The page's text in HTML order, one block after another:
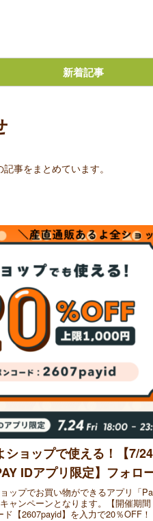
新着記事
記事をまとめています。
ショップで使える！【7/
IDアプリ限定】フォロ
ップでお買い物ができるアプリ「
ャンペーンとなります。【開催期
【2607payid】を入力で20％OFF！